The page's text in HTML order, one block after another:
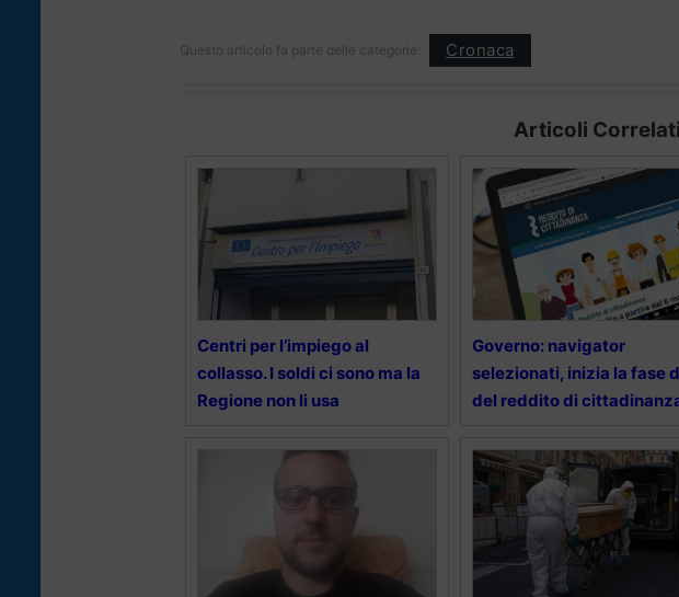
Questo articolo fa parte delle categorie: Cronaca
Articoli Correlati
Centri per l’impiego al
collasso. I soldi ci sono ma la
Regione non li usa
Governo: navigator
selezionati, inizia la fase
del reddito di